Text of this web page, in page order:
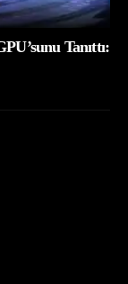
Tanıttı: